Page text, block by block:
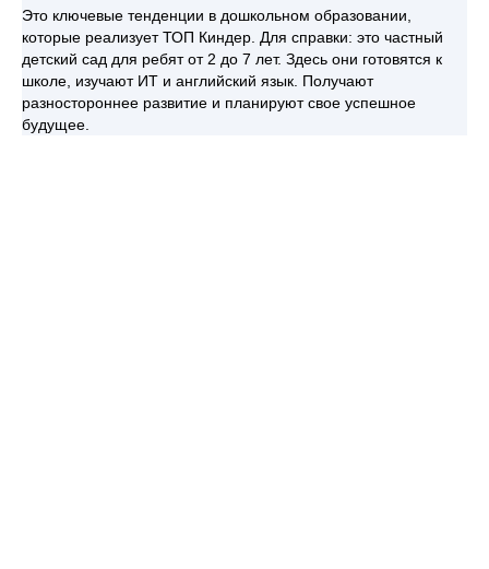
Это ключевые тенденции в дошкольном образовании,
которые реализует ТОП Киндер. Для справки: это частный
детский сад для ребят от 2 до 7 лет. Здесь они готовятся к
школе, изучают ИТ и английский язык. Получают
разностороннее развитие и планируют свое успешное
будущее.